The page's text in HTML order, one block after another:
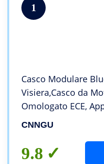
1
Casco Modulare
Visiera,Casco da
Omologato ECE,
in Tempo Reale per
CNNGU
9.8